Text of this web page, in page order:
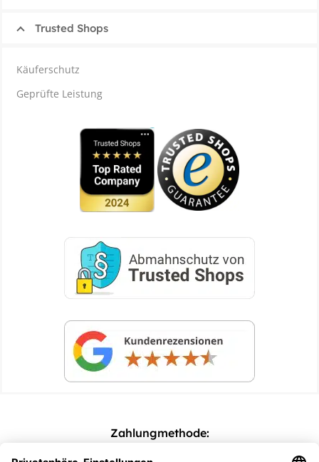
Trusted Shops
Käuferschutz
Geprüfte Leistung
Zahlungmethode: